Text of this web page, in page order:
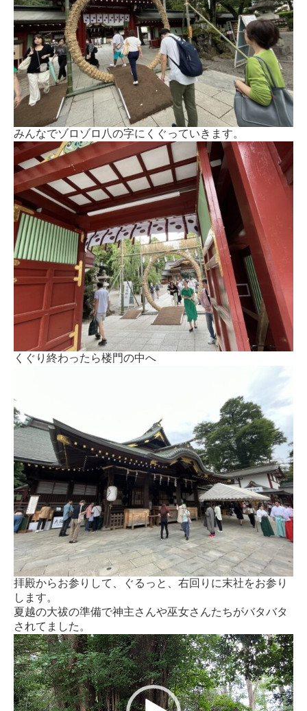
みんなでゾロゾロ八の字にくぐっていきます。
くぐり終わったら楼門の中へ
拝殿からお参りして、ぐるっと、右回りに末社をお参り
します。
夏越の大祓の準備で神主さんや巫女さんたちがバタバタ
されてました。
動
画
プ
レ
ー